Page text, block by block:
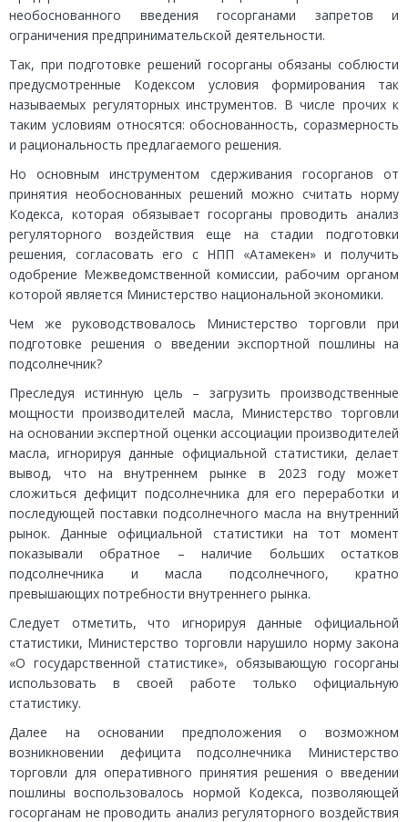
необоснованного введения госорганами запретов и
ограничения предпринимательской деятельности.
Так, при подготовке решений госорганы обязаны соблюсти
предусмотренные Кодексом условия формирования так
называемых регуляторных инструментов. В числе прочих к
таким условиям относятся: обоснованность, соразмерность
и рациональность предлагаемого решения.
Но основным инструментом сдерживания госорганов от
принятия необоснованных решений можно считать норму
Кодекса, которая обязывает госорганы проводить анализ
регуляторного воздействия еще на стадии подготовки
решения, согласовать его с НПП «Атамекен» и получить
одобрение Межведомственной комиссии, рабочим органом
которой является Министерство национальной экономики.
Чем же руководствовалось Министерство торговли при
подготовке решения о введении экспортной пошлины на
подсолнечник?
Преследуя истинную цель – загрузить производственные
мощности производителей масла, Министерство торговли
на основании экспертной оценки ассоциации производителей
масла, игнорируя данные официальной статистики, делает
вывод, что на внутреннем рынке в 2023 году может
сложиться дефицит подсолнечника для его переработки и
последующей поставки подсолнечного масла на внутренний
рынок. Данные официальной статистики на тот момент
показывали обратное – наличие больших остатков
подсолнечника и масла подсолнечного, кратно
превышающих потребности внутреннего рынка.
Следует отметить, что игнорируя данные официальной
статистики, Министерство торговли нарушило норму закона
«О государственной статистике», обязывающую госорганы
использовать в своей работе только официальную
статистику.
Далее на основании предположения о возможном
возникновении дефицита подсолнечника Министерство
торговли для оперативного принятия решения о введении
пошлины воспользовалось нормой Кодекса, позволяющей
госорганам не проводить анализ регуляторного воздействия